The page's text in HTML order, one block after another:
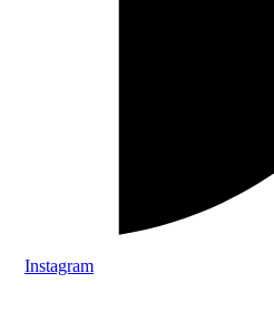
Instagram